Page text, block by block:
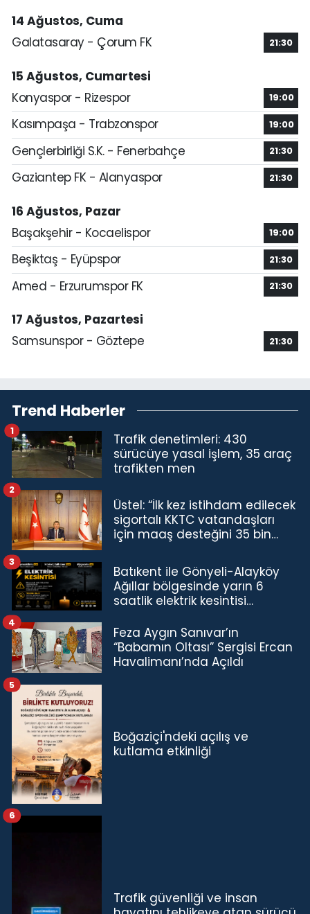
14 Ağustos, Cuma
Galatasaray - Çorum FK
21:30
15 Ağustos, Cumartesi
Konyaspor - Rizespor
19:00
Kasımpaşa - Trabzonspor 19:00
Gençlerbirliği S.K. - Fenerbahçe 21:30
Gaziantep FK - Alanyaspor 21:30
16 Ağustos, Pazar
Başakşehir - Kocaelispor
19:00
Beşiktaş - Eyüpspor 21:30
Amed - Erzurumspor FK 21:30
17 Ağustos, Pazartesi
Samsunspor - Göztepe
21:30
Trend Haberler
Trafik denetimleri: 430
sürücüye yasal işlem, 35 araç
trafikten men
1
Üstel: “İlk kez istihdam edilecek
sigortalı KKTC vatandaşları
için maaş desteğini 35 bin
2
Batıkent ile Gönyeli-Alayköy
Ağıllar bölgesinde yarın 6
saatlik elektrik kesintisi…
3
Feza Aygın Sanıvar’ın
“Babamın Oltası” Sergisi Ercan
Havalimanı’nda Açıldı
4
Boğaziçi'ndeki açılış ve
kutlama etkinliği
5
Trafik güvenliği ve insan
6